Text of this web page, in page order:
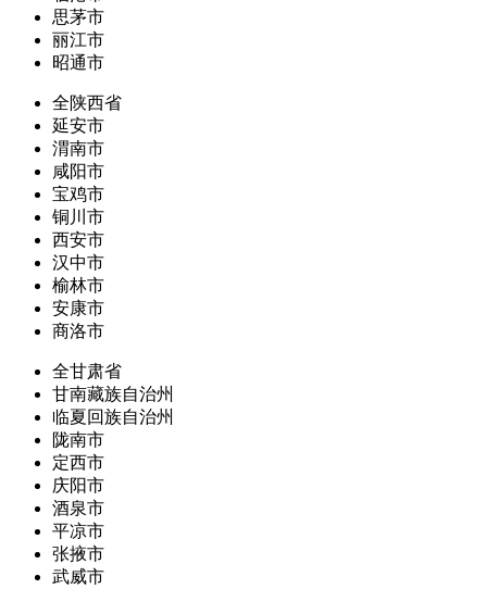
思茅市
丽江市
昭通市
全陕西省
延安市
渭南市
咸阳市
宝鸡市
铜川市
西安市
汉中市
榆林市
安康市
商洛市
全甘肃省
甘南藏族自治州
临夏回族自治州
陇南市
定西市
庆阳市
酒泉市
平凉市
张掖市
武威市